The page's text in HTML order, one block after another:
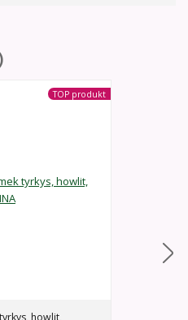
TOP produkt